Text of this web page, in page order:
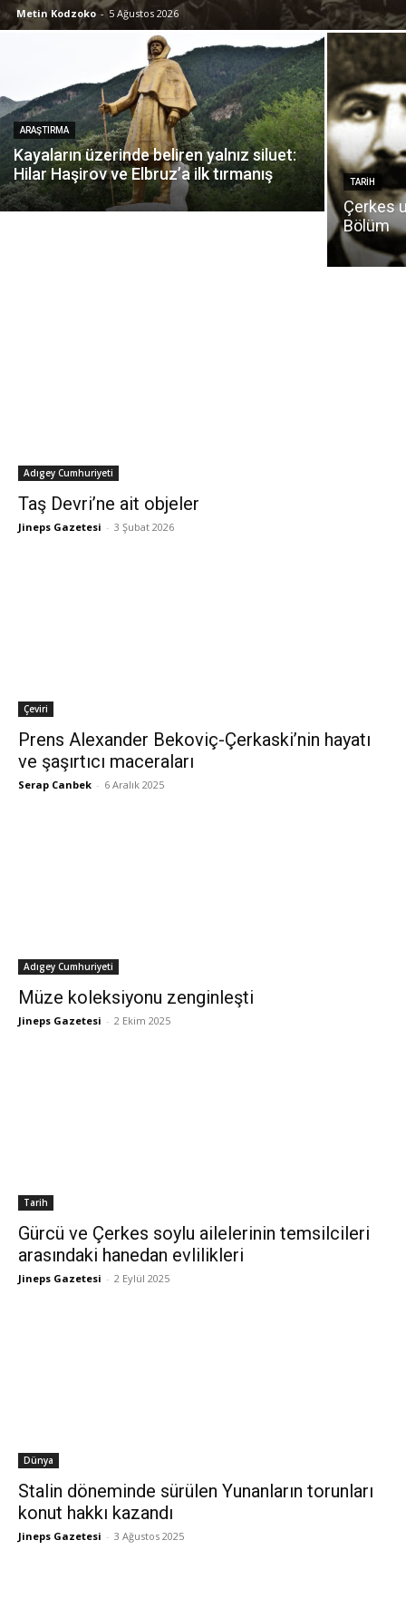
Metin Kodzoko - 5 Ağustos 2026
ARAŞTIRMA
Kayaların üzerinde beliren yalnız siluet:
Hilar Haşirov ve Elbruz’a ilk tırmanış
TARIH
Çerkes
Bölüm
Adıgey Cumhuriyeti
Taş Devri’ne ait objeler
Jineps Gazetesi - 3 Şubat 2026
Çeviri
Prens Alexander Bekoviç-Çerkaski’nin hayatı
ve şaşırtıcı maceraları
Serap Canbek - 6 Aralık 2025
Adıgey Cumhuriyeti
Müze koleksiyonu zenginleşti
Jineps Gazetesi - 2 Ekim 2025
Tarih
Gürcü ve Çerkes soylu ailelerinin temsilcileri
arasındaki hanedan evlilikleri
Jineps Gazetesi - 2 Eylül 2025
Dünya
Stalin döneminde sürülen Yunanların torunları
konut hakkı kazandı
Jineps Gazetesi - 3 Ağustos 2025